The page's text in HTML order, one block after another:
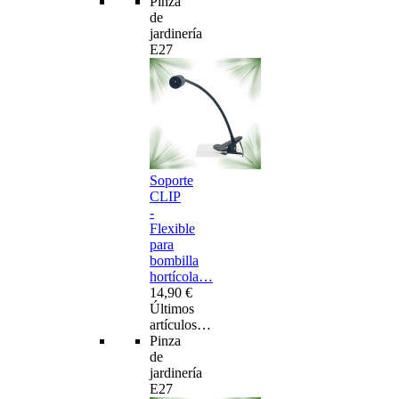
de
jardinería
E27
Soporte
CLIP
-
Flexible
para
bombilla
hortícola…
14,90 €
Últimos
artículos…
Pinza
de
jardinería
E27